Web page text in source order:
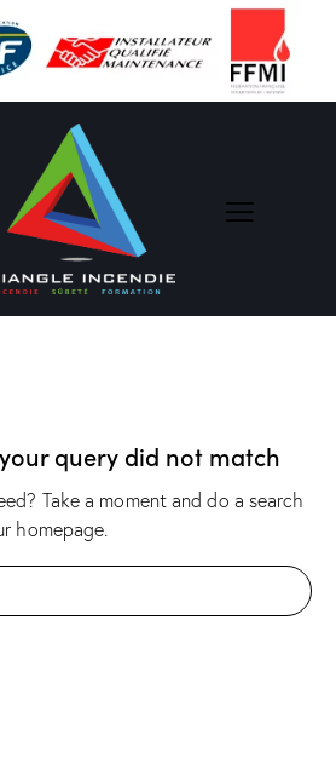
query did not match
Take a moment and do a search
homepage.